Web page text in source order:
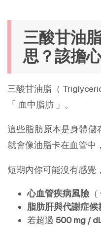
三酸甘油
思？該擔
三酸甘油脂（
「 血中脂肪 」。
這些脂肪原本是身體儲
就會像油脂卡在血管中
短期內你可能沒有感覺
心血管疾病風險
脂肪肝與代謝症候
若超過 500 mg /